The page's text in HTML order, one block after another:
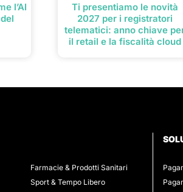
l’AI
Ti presentiamo le novità
2027 per i registratori
telematici: anno chiave
il retail e la fiscalità cloud
Farmacie & Prodotti Sanitari
Sport & Tempo Libero